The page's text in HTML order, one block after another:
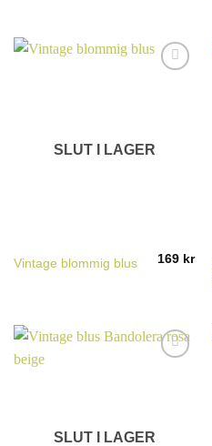
SLUT I LAGER
Vintage blommig blus 169 kr
SLUT I LAGER